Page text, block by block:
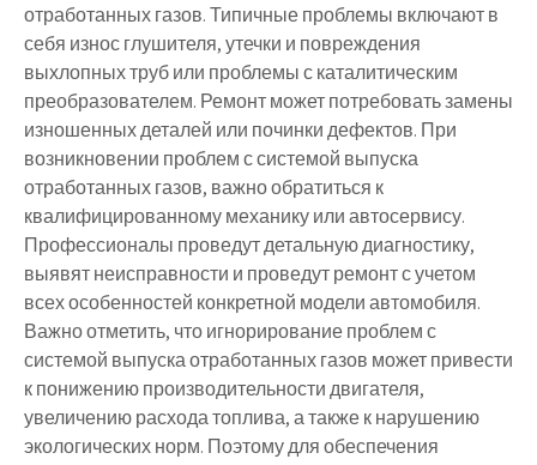
отработанных газов. Типичные проблемы включают в
себя износ глушителя, утечки и повреждения
выхлопных труб или проблемы с каталитическим
преобразователем. Ремонт может потребовать замены
изношенных деталей или починки дефектов. При
возникновении проблем с системой выпуска
отработанных газов, важно обратиться к
квалифицированному механику или автосервису.
Профессионалы проведут детальную диагностику,
выявят неисправности и проведут ремонт с учетом
всех особенностей конкретной модели автомобиля.
Важно отметить, что игнорирование проблем с
системой выпуска отработанных газов может привести
к понижению производительности двигателя,
увеличению расхода топлива, а также к нарушению
экологических норм. Поэтому для обеспечения